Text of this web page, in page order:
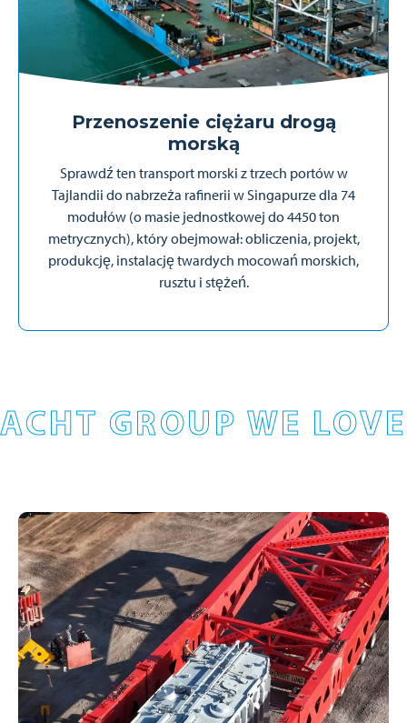
Przenoszenie ciężaru drogą
morską
Sprawdź ten transport morski z trzech portów w
Tajlandii do nabrzeża rafinerii w Singapurze dla 74
modułów (o masie jednostkowej do 4450 ton
metrycznych), który obejmował: obliczenia, projekt,
produkcję, instalację twardych mocowań morskich,
rusztu i stężeń.
GROUP WE